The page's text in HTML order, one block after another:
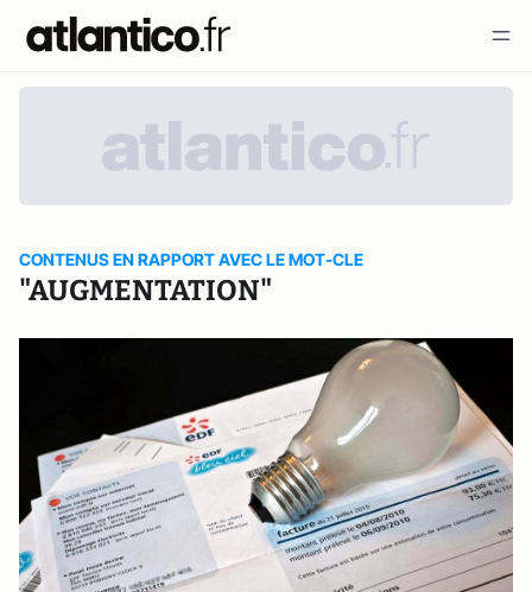
CONTENUS EN RAPPORT AVEC LE MOT-CLE
"AUGMENTATION"